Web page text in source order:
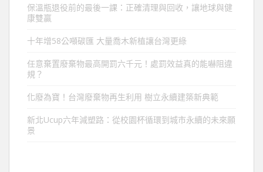
保溫瓶退役前的最後一課：正確清理與回收，讓地球與健
康雙贏
十年增58公噸碳匯 大量喬木新植讓台灣更綠
任意棄置廢棄物最高開罰六千元！處罰效益真的能嚇阻違
規？
化廢為寶！台灣廢棄物再生利用 樹立永續建築新典範
新北Ucup六年減塑路：從校園杯循環到城市永續的未來願
景